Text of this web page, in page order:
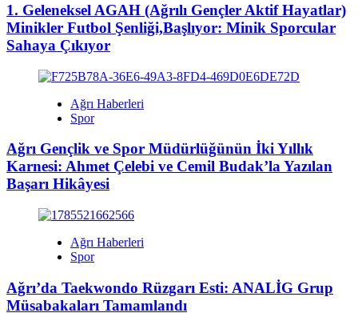
1. Geleneksel AGAH (Ağrılı Gençler Aktif Hayatlar)
Minikler Futbol Şenliği,Başlıyor: Minik Sporcular
Sahaya Çıkıyor
Ağrı Haberleri
Spor
Ağrı Gençlik ve Spor Müdürlüğünün İki Yıllık
Karnesi: Ahmet Çelebi ve Cemil Budak’la Yazılan
Başarı Hikâyesi
Ağrı Haberleri
Spor
Ağrı’da Taekwondo Rüzgarı Esti: ANALİG Grup
Müsabakaları Tamamlandı